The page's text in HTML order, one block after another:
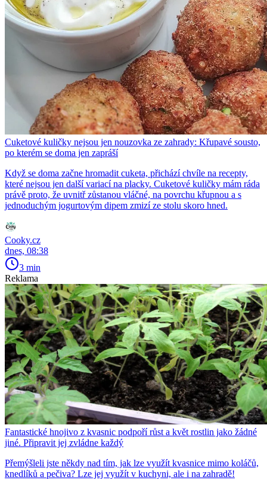
Cuketové kuličky nejsou jen nouzovka ze zahrady: Křupavé sousto,
po kterém se doma jen zapráší
Když se doma začne hromadit cuketa, přichází chvíle na recepty,
které nejsou jen další variací na placky. Cuketové kuličky mám ráda
právě proto, že uvnitř zůstanou vláčné, na povrchu křupnou a s
jednoduchým jogurtovým dipem zmizí ze stolu skoro hned.
Cooky.cz
dnes, 08:38
3 min
Reklama
Fantastické hnojivo z kvasnic podpoří růst a květ rostlin jako žádné
jiné. Připravit jej zvládne každý
Přemýšleli jste někdy nad tím, jak lze využít kvasnice mimo koláčů,
knedlíků a pečiva? Lze jej využít v kuchyni, ale i na zahradě!